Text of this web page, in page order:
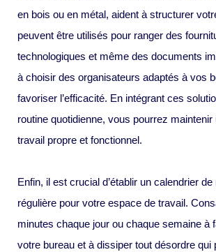
en bois ou en métal, aident à structurer
peuvent être utilisés pour ranger des
technologiques et même des documents
à choisir des organisateurs adaptés à vos
favoriser l’efficacité. En intégrant ces
routine quotidienne, vous pourrez
travail propre et fonctionnel.
Enfin, il est crucial d’établir un calendrier
régulière pour votre espace de travail.
minutes chaque jour ou chaque semaine à
votre bureau et à dissiper tout désordre qui